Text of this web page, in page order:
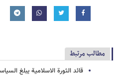
مطالب مرتبط
قائد الثورة الاسلامیة یبلغ